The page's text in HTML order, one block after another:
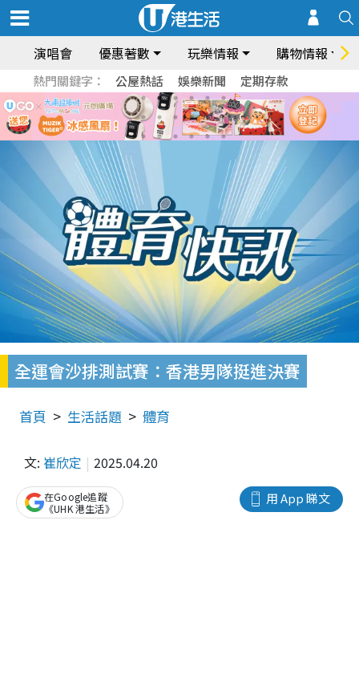
演唱會 優惠著數 玩樂情報 購物情報
熱門關鍵字： 公屋熱話 娛樂新聞 定期存款
全運會沙排測試賽：香港男隊挺進決賽
首頁 生活話題 體育
文: 崔欣定 2025.04.20
用 App 睇文
在Google追蹤
《UHK 港生活》